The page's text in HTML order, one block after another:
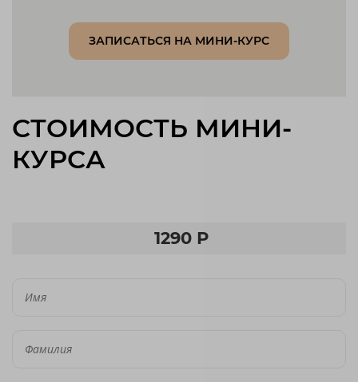
ЗАПИСАТЬСЯ НА МИНИ-КУРС
СТОИМОСТЬ МИНИ-
КУРСА
1290 Р